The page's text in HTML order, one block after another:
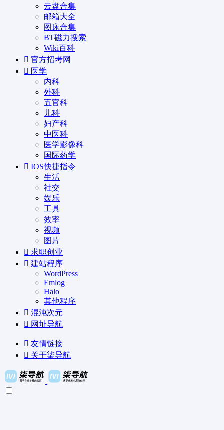
云盘合集
邮箱大全
图床合集
BT磁力搜索
Wiki百科
官方招考网
医学
内科
外科
五官科
儿科
妇产科
中医科
医学影像科
国际药学
IOS快捷指令
生活
社交
娱乐
工具
效率
视频
图片
求职创业
建站程序
WordPress
Emlog
Halo
其他程序
混沌次元
网址导航
友情链接
关于柒导航